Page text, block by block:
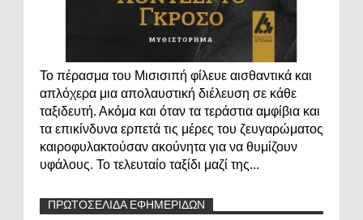
Το πέρασμα του Μισισιπή φίλευε αισθαντικά και
απλόχερα μια απολαυστική διέλευση σε κάθε
ταξιδευτή. Ακόμα και όταν τα τεράστια αμφίβια και
τα επικίνδυνα ερπετά τις μέρες του ζευγαρώματος
καιροφυλακτούσαν ακούνητα για να θυμίζουν
υφάλους. Το τελευταίο ταξίδι μαζί της...
ΠΡΩΤΟΣΕΛΙΔΑ ΕΦΗΜΕΡΙΔΩΝ